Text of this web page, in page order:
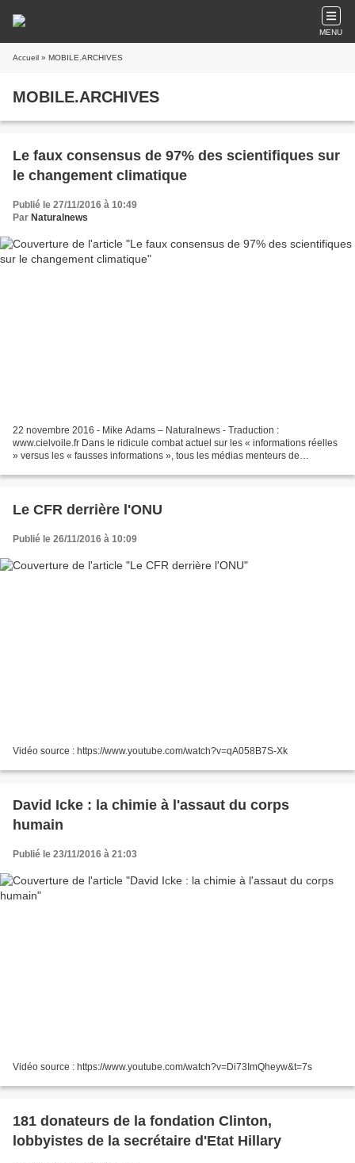
MENU
Accueil » MOBILE.ARCHIVES
MOBILE.ARCHIVES
Le faux consensus de 97% des scientifiques sur
le changement climatique
Publié le 27/11/2016 à 10:49
Par Naturalnews
22 novembre 2016 - Mike Adams – Naturalnews - Traduction :
www.cielvoile.fr Dans le ridicule combat actuel sur les « informations réelles
» versus les « fausses informations », tous les médias menteurs de
Le CFR derrière l'ONU
Publié le 26/11/2016 à 10:09
Vidéo source : https://www.youtube.com/watch?v=qA058B7S-Xk
David Icke : la chimie à l'assaut du corps
humain
Publié le 23/11/2016 à 21:03
Vidéo source : https://www.youtube.com/watch?v=Di73ImQheyw&t=7s
181 donateurs de la fondation Clinton,
lobbyistes de la secrétaire d'Etat Hillary